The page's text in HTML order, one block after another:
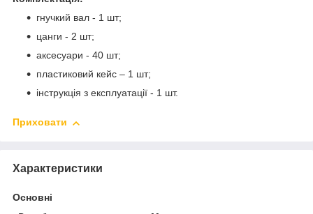
гнучкий вал - 1 шт;
цанги - 2 шт;
аксесуари - 40 шт;
пластиковий кейс – 1 шт;
інструкція з експлуатації - 1 шт.
Приховати
Характеристики
Основні